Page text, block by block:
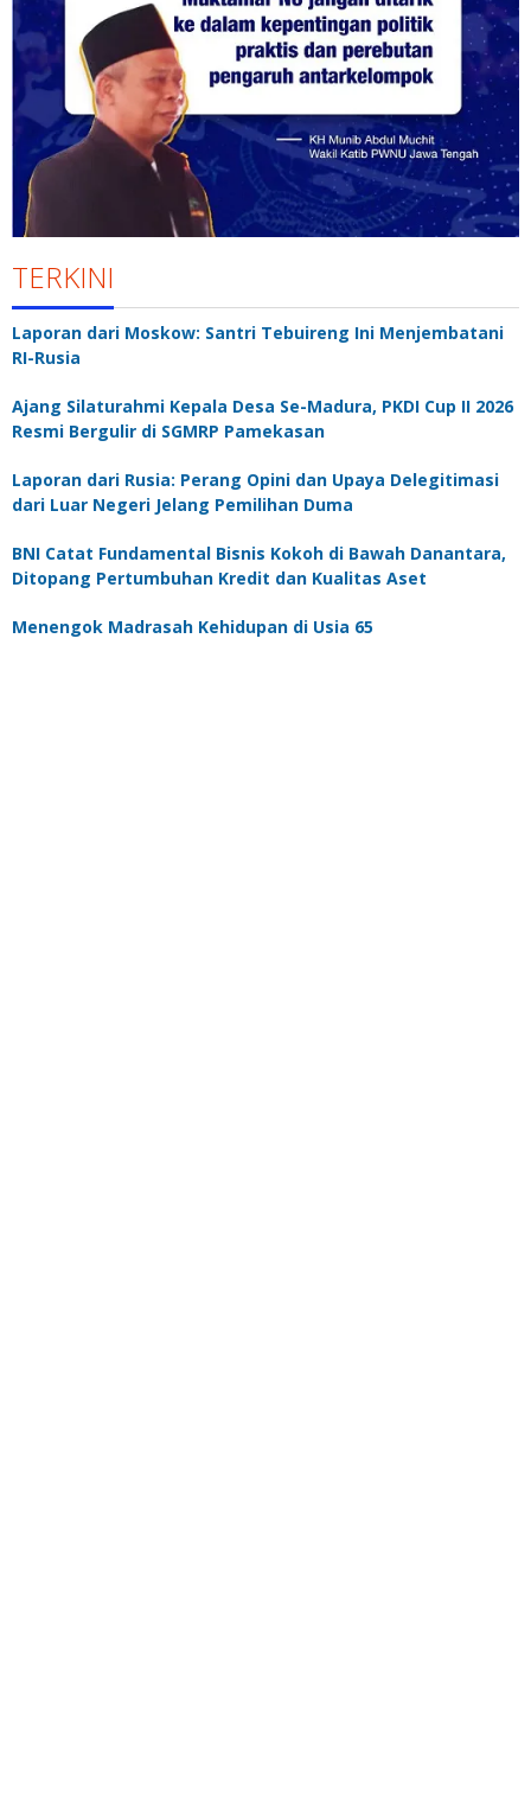
TERKINI
Laporan dari Moskow: Santri Tebuireng Ini Menjembatani
RI-Rusia
Ajang Silaturahmi Kepala Desa Se-Madura, PKDI Cup II 2026
Resmi Bergulir di SGMRP Pamekasan
Laporan dari Rusia: Perang Opini dan Upaya Delegitimasi
dari Luar Negeri Jelang Pemilihan Duma
BNI Catat Fundamental Bisnis Kokoh di Bawah Danantara,
Ditopang Pertumbuhan Kredit dan Kualitas Aset
Menengok Madrasah Kehidupan di Usia 65